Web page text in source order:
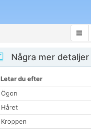
Några mer detaljer
Letar du efter
Ögon
Håret
Kroppen